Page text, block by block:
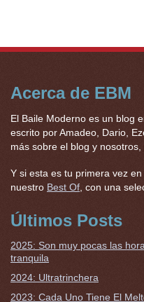
Acerca de EBM
El Baile Moderno es un blog
escrito por Amadeo, Dario,
más sobre el blog y nosotros,
Y si esta es tu primera vez
nuestro Best Of, con una
Últimos Posts
2025: Son muy pocas las
tranquila
2024: Ultratrinchera
2023: Cada Uno Tiene El